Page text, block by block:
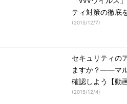
ティ対策の徹底
(2015/12/7)
セキュリティの
ますか？――マ
確認しよう【動画
(2015/12/4)